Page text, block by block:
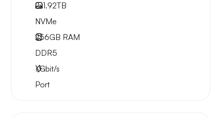
2x1.92TB
NVMe
256GB RAM
DDR5
1Gbit/s
Port